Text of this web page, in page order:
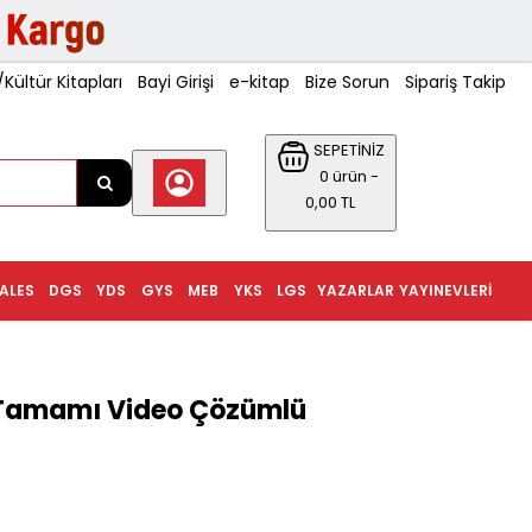
Kitapları Bayi Girişi e-kitap Bize Sorun Sipariş Takip
SEPETİNİZ
0 ürün -
0,00 TL
YAYINEVLERI
YAZARLAR
LGS
YKS
MEB
GYS
YDS
DGS
ALES
Video Çözümlü